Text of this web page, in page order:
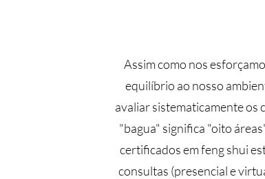
Assim como nos
equilíbrio ao nosso
avaliar sistematicamente os
"bagua" significa "oito
certificados em feng shui
consultas (presencial e